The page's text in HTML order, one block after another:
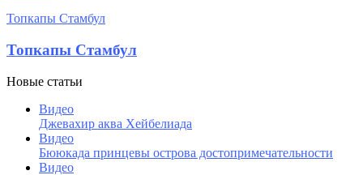
Топкапы Стамбул
Топкапы Стамбул
Новые статьи
Видео
Джевахир аква Хейбелиада
Видео
Бююкада принцевы острова достопримечательности
Видео